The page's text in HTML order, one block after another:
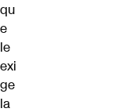
qu
e
le
exi
ge
la